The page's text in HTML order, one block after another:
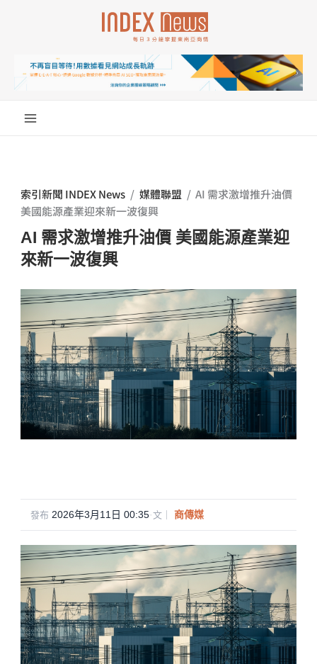
索引新聞 INDEX News / 媒體聯盟 / AI 需求激增推升油價
美國能源產業迎來新一波復興
AI 需求激增推升油價 美國能源產業迎
來新一波復興
發布 2026年3月11日 00:35·文｜ 商傳媒